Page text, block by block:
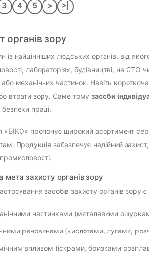
3 4 5 > >|
органів зору
із найцінніших людських органів, від
лабораторіях, будівництві, на СТО
механічних частинок. Навіть
втрати зору. Саме тому засоби
праці.
«БІКО» пропонує широкий асортимент
Продукція забезпечує надійний
мета захисту органів зору
засобів захисту органів
частинками (металевими
речовинами (кислотами, лугами,
впливом (іскрами, бризками